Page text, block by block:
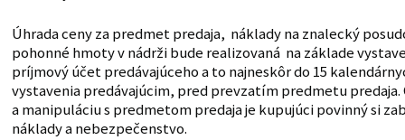
Úhrada ceny za predmet predaja, náklady na znalecký
pohonné hmoty v nádrži bude realizovaná na základe
príjmový účet predávajúceho a to najneskôr do 15
vystavenia predávajúcim, pred prevzatím predmetu predaja.
a manipuláciu s predmetom predaja je kupujúci povinný si
náklady a nebezpečenstvo.